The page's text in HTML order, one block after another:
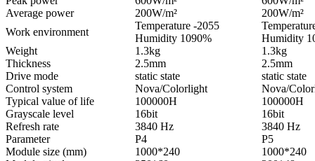
Average power
200W/m²
200W/m²
Work environment
Temperature -2055
Humidity 1090%
Humidity
Weight
1.3kg
1.3kg
Thickness
2.5mm
2.5mm
Drive mode
static state
static state
Control system
Nova/Colorlight
Nova/
Typical value of life
100000H
100000H
Grayscale level
16bit
16bit
Refresh rate
3840 Hz
3840 Hz
Parameter
P4
P5
Module size (mm)
1000*240
1000*240